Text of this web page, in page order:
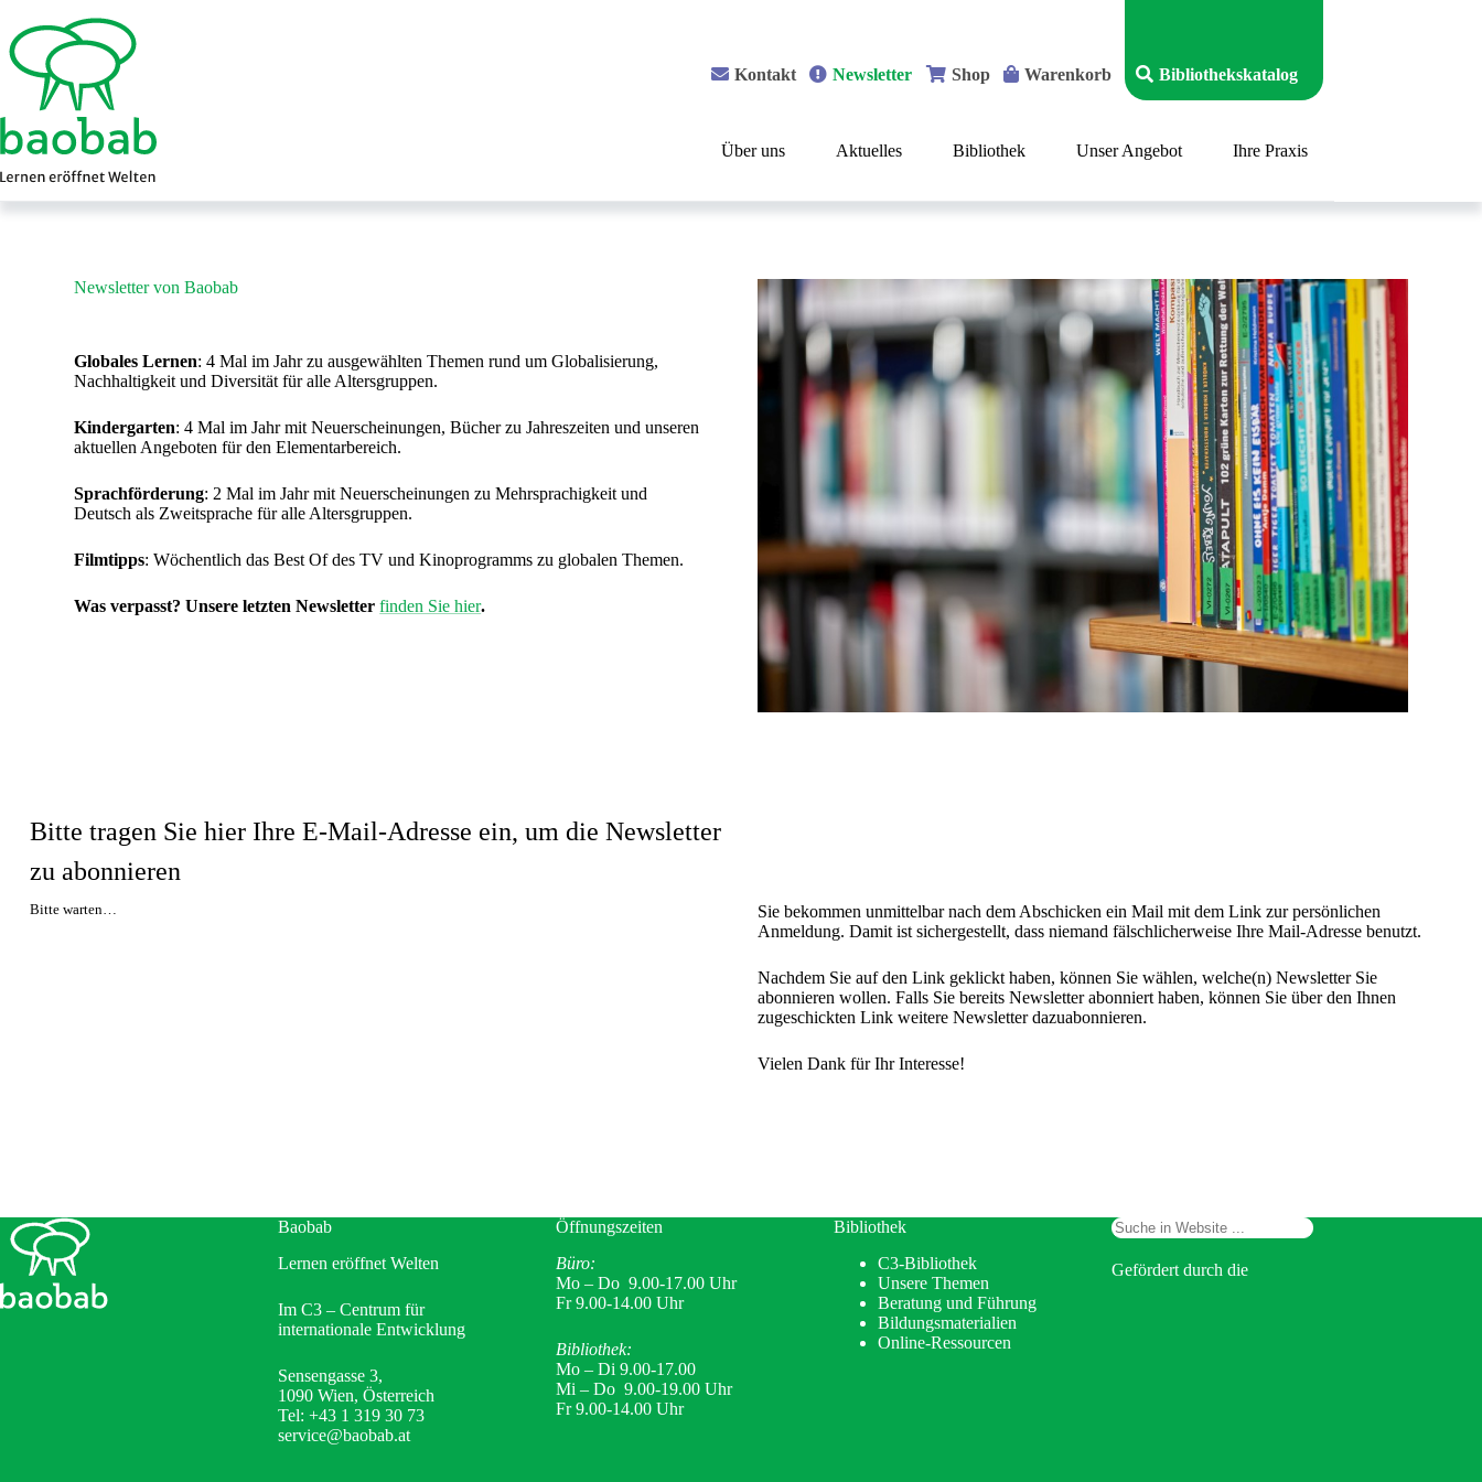
Inhalt
springen
Kontakt Newsletter Shop Warenkorb Bibliothekskatalog
Über uns Aktuelles Bibliothek Unser Angebot Ihre Praxis
Newsletter von Baobab
Globales Lernen: 4 Mal im Jahr zu ausgewählten Themen rund um Globalisierung,
Nachhaltigkeit und Diversität für alle Altersgruppen.
Kindergarten: 4 Mal im Jahr mit Neuerscheinungen, Bücher zu Jahreszeiten und unseren
aktuellen Angeboten für den Elementarbereich.
Sprachförderung: 2 Mal im Jahr mit Neuerscheinungen zu Mehrsprachigkeit und
Deutsch als Zweitsprache für alle Altersgruppen.
Filmtipps: Wöchentlich das Best Of des TV und Kinoprogramms zu globalen Themen.
Was verpasst? Unsere letzten Newsletterfinden Sie hier.
Bitte tragen Sie hier Ihre E-Mail-Adresse ein, um die Newsletter
zu abonnieren
Bitte warten…
Sie bekommen unmittelbar nach dem Abschicken ein Mail mit dem Link zur persönlichen
Anmeldung. Damit ist sichergestellt, dass niemand fälschlicherweise Ihre Mail-Adresse benutzt.
Nachdem Sie auf den Link geklickt haben, können Sie wählen, welche(n) Newsletter Sie
abonnieren wollen. Falls Sie bereits Newsletter abonniert haben, können Sie über den Ihnen
zugeschickten Link weitere Newsletter dazuabonnieren.
Vielen Dank für Ihr Interesse!
Baobab
Lernen eröffnet Welten
Im C3 – Centrum für
internationale Entwicklung
Sensengasse 3,
1090 Wien, Österreich
Tel: +43 1 319 30 73
service@baobab.at
Öffnungszeiten
Büro:
Mo – Do 9.00-17.00 Uhr
Fr 9.00-14.00 Uhr
Bibliothek:
Mo – Di 9.00-17.00
Mi – Do 9.00-19.00 Uhr
Fr 9.00-14.00 Uhr
Bibliothek
C3-Bibliothek
Unsere Themen
Beratung und Führung
Bildungsmaterialien
Online-Ressourcen
Suchen
Gefördert durch die